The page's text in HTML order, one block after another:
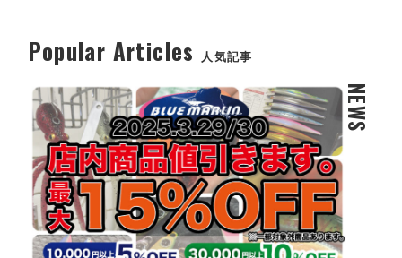
Popular Articles 人気記事
NEWS